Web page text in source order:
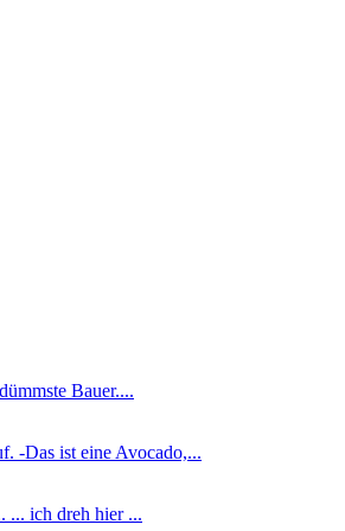
Bauer....
-Das ist eine Avocado,...
... ich dreh hier ...